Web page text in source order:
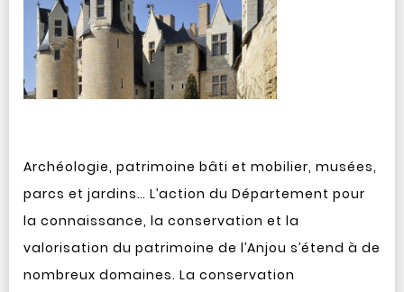
Archéologie, patrimoine bâti et mobilier, musées,
parcs et jardins… L’action du Département pour
la connaissance, la conservation et la
valorisation du patrimoine de l’Anjou s’étend à de
nombreux domaines. La conservation